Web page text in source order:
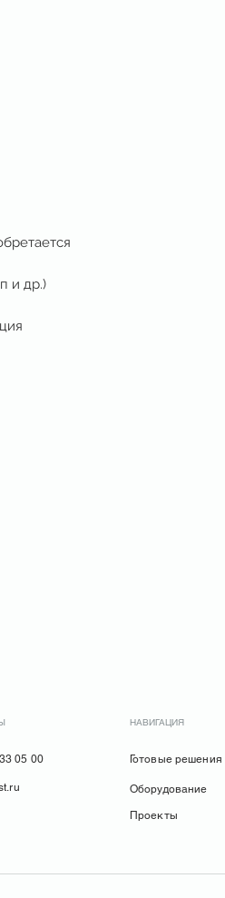
и др.)
05 00
НАВИГАЦИЯ
Готовые решения
Оборудование
Проекты